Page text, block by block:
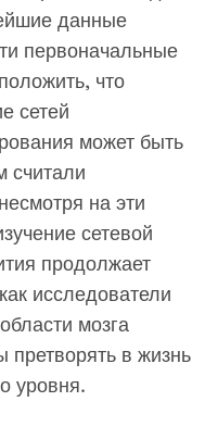
данные
первоначальные
что
сетей
может быть
считали
на эти
сетевой
продолжает
исследователи
мозга
претворять в жизнь
уровня.